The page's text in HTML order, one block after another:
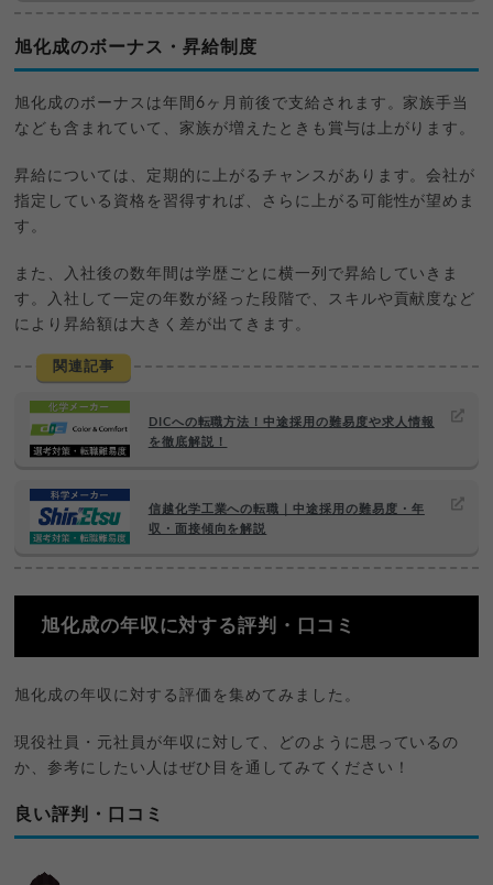
旭化成のボーナス・昇給制度
旭化成のボーナスは年間6ヶ月前後で支給されます。家族手当
なども含まれていて、家族が増えたときも賞与は上がります。
昇給については、定期的に上がるチャンスがあります。会社が
指定している資格を習得すれば、さらに上がる可能性が望めま
す。
また、入社後の数年間は学歴ごとに横一列で昇給していきま
す。入社して一定の年数が経った段階で、スキルや貢献度など
により昇給額は大きく差が出てきます。
関連記事
DICへの転職方法！中途採用の難易度や求人情報
を徹底解説！
信越化学工業への転職｜中途採用の難易度・年
収・面接傾向を解説
旭化成の年収に対する評判・口コミ
旭化成の年収に対する評価を集めてみました。
現役社員・元社員が年収に対して、どのように思っているの
か、参考にしたい人はぜひ目を通してみてください！
良い評判・口コミ